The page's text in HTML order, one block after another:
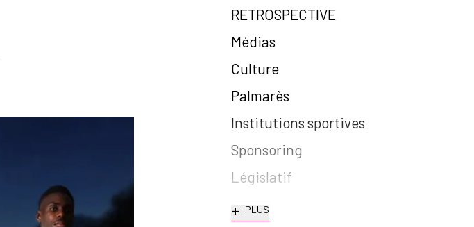
RETROSPECTIVE
Médias
Culture
Palmarès
Institutions sportives
Sponsoring
Législatif
+ PLUS